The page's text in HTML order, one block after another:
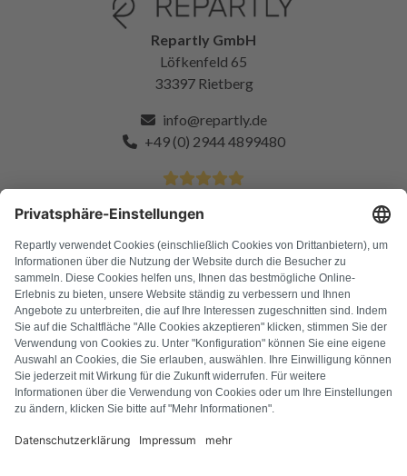
Repartly GmbH
Löfkenfeld 65
33397 Rietberg
info@repartly.de
+49 (0) 2944 4899480
FAQ
Alle Fehlercodes
Über uns
Presse
Impressum